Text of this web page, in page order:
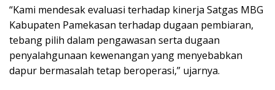
“Kami mendesak evaluasi terhadap kinerja Satgas MBG
Kabupaten Pamekasan terhadap dugaan pembiaran,
tebang pilih dalam pengawasan serta dugaan
penyalahgunaan kewenangan yang menyebabkan
dapur bermasalah tetap beroperasi,” ujarnya.